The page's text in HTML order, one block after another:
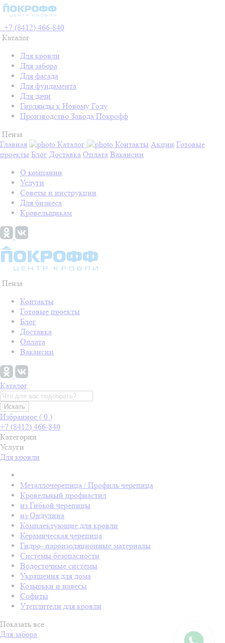
+7 (8412) 466-840
Каталог
Для кровли
Для забора
Для фасада
Для фундамента
Для дачи
Гирлянды к Новому Году
Производство Завода Покрофф
Пенза
Главная
Каталог Контакты Акции Готовые
проекты Блог Доставка Оплата Вакансии
О компании
Услуги
Советы и инструкции
Для бизнеса
Кровельщикам
Пенза
Контакты
Готовые проекты
Блог
Доставка
Оплата
Вакансии
Каталог
Искать
Избранное ( 0 )
+7 (8412) 466-840
Категории
Услуги
Для кровли
Металлочерепица / Профиль черепица
Кровельный профнастил
из Гибкой черепицы
из Ондулина
Комплектующие для кровли
Керамическая черепица
Гидро- пароизоляционные материалы
Системы безопасности
Водосточные системы
Украшения для дома
Козырьки и навесы
Софиты
Утеплители для кровли
Показать все
Для забора